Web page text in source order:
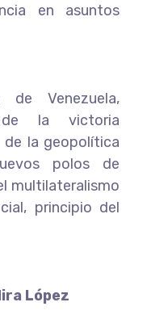
en asuntos
de Venezuela,
la victoria
la geopolítica
polos de
multilateralismo
principio del
López